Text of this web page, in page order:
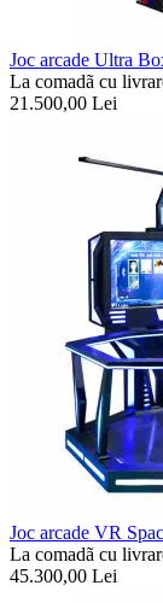
Joc arcade Ultra
La comadã cu
21.500,00 Lei
Joc arcade VR
La comadã cu
45.300,00 Lei